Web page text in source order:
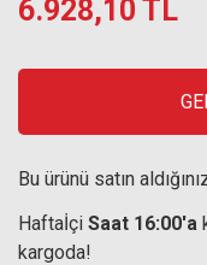
6.928,10 TL
Bu ürünü satın
Haftaİçi Saat 16:00'a
kargoda!